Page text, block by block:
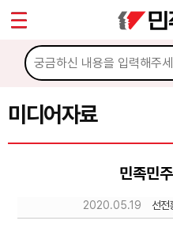
미디어자료
민족민
2020.05.19 선전
마이페이지
소개
소식
Sketchbook5,
Sketchbook5,